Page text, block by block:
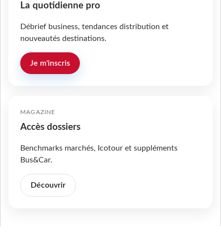
La quotidienne pro
Débrief business, tendances distribution et
nouveautés destinations.
Je m'inscris
MAGAZINE
Accès dossiers
Benchmarks marchés, Icotour et suppléments
Bus&Car.
Découvrir